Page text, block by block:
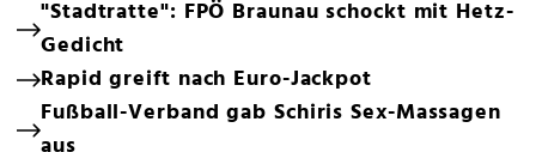
"Stadtratte": FPÖ Braunau schockt mit Hetz-
Gedicht
Rapid greift nach Euro-Jackpot
Fußball-Verband gab Schiris Sex-Massagen